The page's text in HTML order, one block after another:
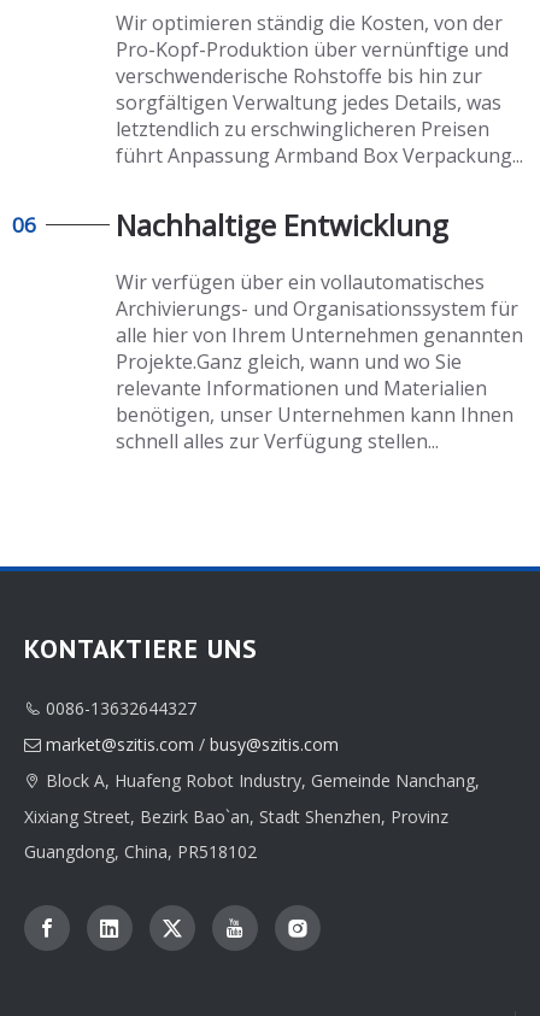
Wir optimieren ständig die Kosten, von der
Pro-Kopf-Produktion über vernünftige und
verschwenderische Rohstoffe bis hin zur
sorgfältigen Verwaltung jedes Details, was
letztendlich zu erschwinglicheren Preisen
führtAnpassung Armband Box Verpackung...
06 Nachhaltige Entwicklung
Wir verfügen über ein vollautomatisches
Archivierungs- und Organisationssystem für
alle hier von Ihrem Unternehmen genannten
Projekte.Ganz gleich, wann und wo Sie
relevante Informationen und Materialien
benötigen, unser Unternehmen kann Ihnen
schnell alles zur Verfügung stellen...
KONTAKTIERE UNS
 0086-13632644327
 market@szitis.com / busy@szitis.com
 Block A, Huafeng Robot Industry, Gemeinde Nanchang,
Xixiang Street, Bezirk Bao`an, Stadt Shenzhen, Provinz
Guangdong, China, PR518102